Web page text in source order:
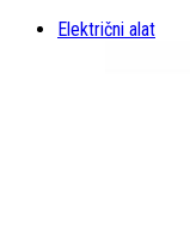
Električni alat